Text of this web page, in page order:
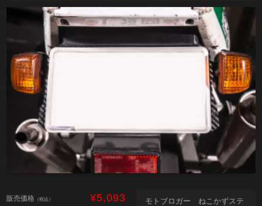
販売価格 （税込） ¥5,093
モトブロガー ねこかずステ